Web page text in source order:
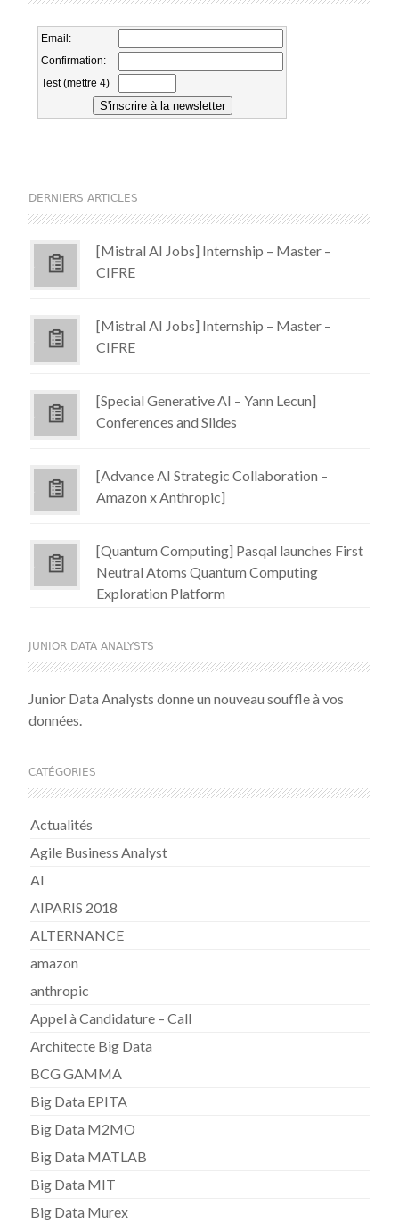
DERNIERS ARTICLES
[Mistral AI Jobs] Internship – Master –
CIFRE
[Mistral AI Jobs] Internship – Master –
CIFRE
[Special Generative AI – Yann Lecun]
Conferences and Slides
[Advance AI Strategic Collaboration –
Amazon x Anthropic]
[Quantum Computing] Pasqal launches First
Neutral Atoms Quantum Computing
Exploration Platform
JUNIOR DATA ANALYSTS
Junior Data Analysts donne un nouveau souffle à vos
données.
CATÉGORIES
Actualités
Agile Business Analyst
AI
AIPARIS 2018
ALTERNANCE
amazon
anthropic
Appel à Candidature – Call
Architecte Big Data
BCG GAMMA
Big Data EPITA
Big Data M2MO
Big Data MATLAB
Big Data MIT
Big Data Murex